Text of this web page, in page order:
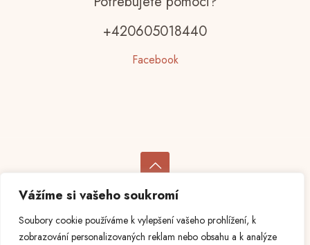
Vážíme si vašeho soukromí
Soubory cookie používáme k vylepšení vašeho prohlížení, k
zobrazování personalizovaných reklam nebo obsahu a k analýze
+420605018440
Facebook
© 2023 Dilnaulesa.cz | Výrobky pro vaší radost |
Všechna práva vyhrazena